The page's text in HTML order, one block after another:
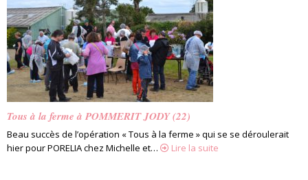
Tous à la ferme à POMMERIT JODY (22)
Beau succès de l’opération « Tous à la ferme » qui se se déroulerait
hier pour PORELIA chez Michelle et…
Lire la suite